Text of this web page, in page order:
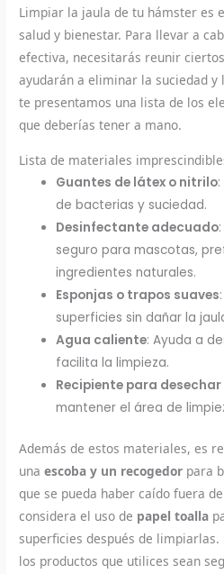
Limpiar la jaula de tu hámster es
salud y bienestar. Para llevar a
efectiva, necesitarás reunir
ayudarán a eliminar la suciedad y
te presentamos una lista de los
que deberías tener a mano.
Lista de materiales
Guantes de látex o nitrilo
de bacterias y suciedad.
Desinfectante adecuado
seguro para mascotas,
ingredientes naturales.
Esponjas o trapos suaves
superficies sin dañar la
Agua caliente: Ayuda a
facilita la limpieza.
Recipiente para
mantener el área de
Además de estos materiales, es
unaescoba y un recogedor para
que se pueda haber caído fuera
considera el uso de papel toalla
superficies después de
los productos que utilices sean